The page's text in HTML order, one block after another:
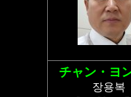
チャン・ヨ
장용복